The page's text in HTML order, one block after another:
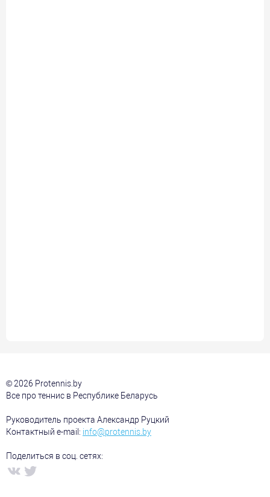
© 2026 Protennis.by
Все про теннис в Республике Беларусь
Руководитель проекта Александр Руцкий
Контактный e-mail: info@protennis.by
Поделиться в соц. сетях: